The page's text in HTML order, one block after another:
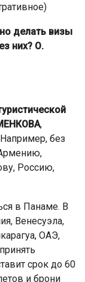
делать визы
них? О.
,
без
Россию,
в Панаме. В
Венесуэла,
ОАЭ,
срок до 60
и брони